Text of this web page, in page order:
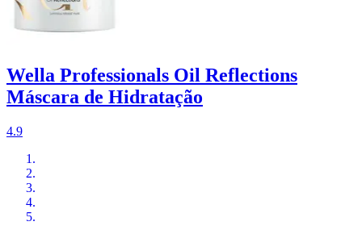
Wella Professionals Oil Reflections
Máscara de Hidratação
4.9